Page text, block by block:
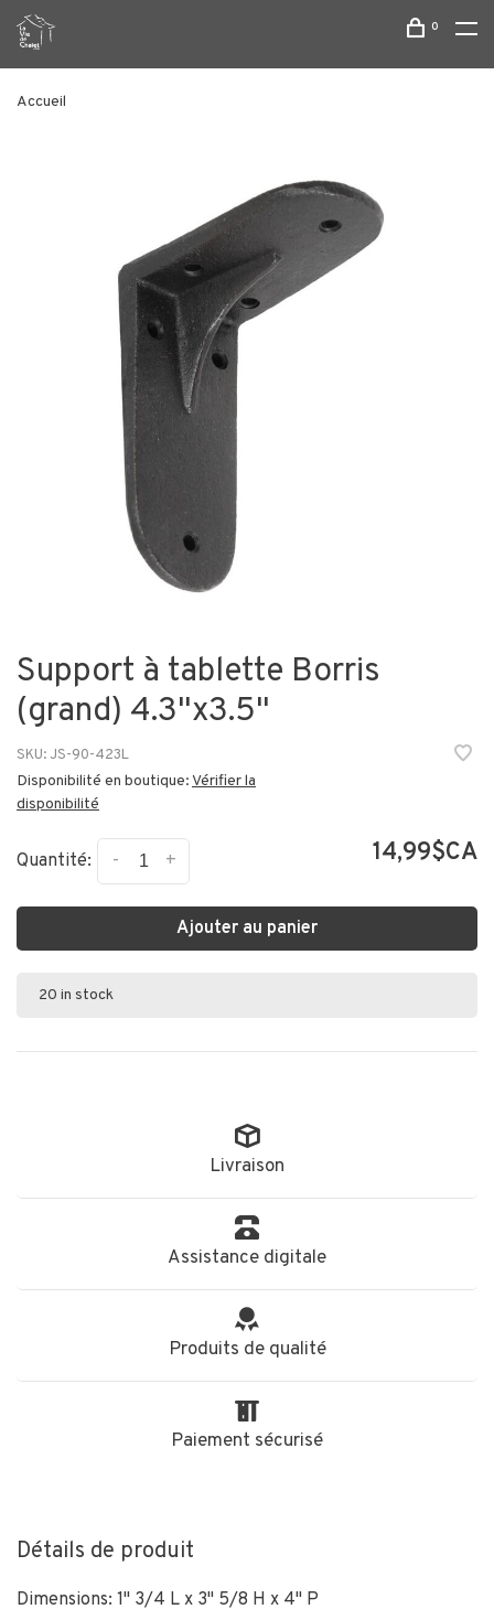
0
Accueil
Support à tablette Borris
(grand) 4.3"x3.5"
SKU:JS-90-423L
Disponibilité en boutique:Vérifier la
disponibilité
Quantité: +
- 14,99$CA
Ajouter au panier
20 in stock
Livraison
Assistance digitale
Produits de qualité
Paiement sécurisé
Détails de produit
Dimensions: 1" 3/4 L x 3" 5/8 H x 4" P